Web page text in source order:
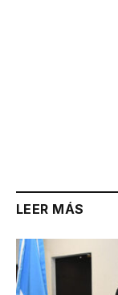
LEER MÁS